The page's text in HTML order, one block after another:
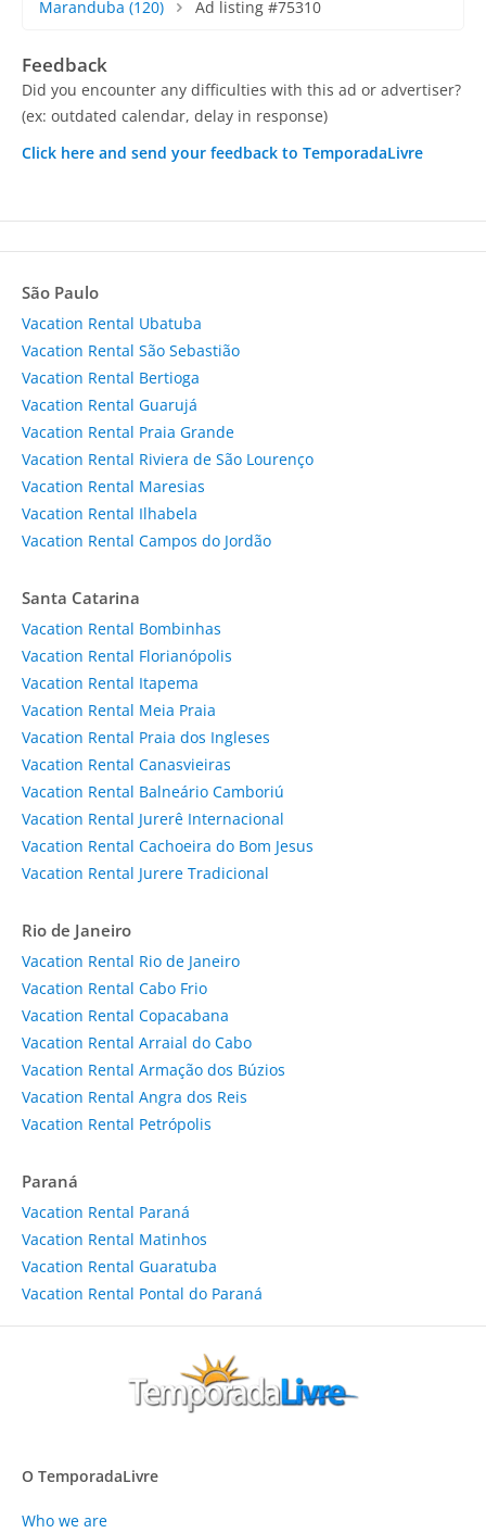
Maranduba (120) Ad listing #75310
Feedback
Did you encounter any difficulties with this ad or advertiser?
(ex: outdated calendar, delay in response)
Click here and send your feedback to TemporadaLivre
São Paulo
Vacation Rental Ubatuba
Vacation Rental São Sebastião
Vacation Rental Bertioga
Vacation Rental Guarujá
Vacation Rental Praia Grande
Vacation Rental Riviera de São Lourenço
Vacation Rental Maresias
Vacation Rental Ilhabela
Vacation Rental Campos do Jordão
Santa Catarina
Vacation Rental Bombinhas
Vacation Rental Florianópolis
Vacation Rental Itapema
Vacation Rental Meia Praia
Vacation Rental Praia dos Ingleses
Vacation Rental Canasvieiras
Vacation Rental Balneário Camboriú
Vacation Rental Jurerê Internacional
Vacation Rental Cachoeira do Bom Jesus
Vacation Rental Jurere Tradicional
Rio de Janeiro
Vacation Rental Rio de Janeiro
Vacation Rental Cabo Frio
Vacation Rental Copacabana
Vacation Rental Arraial do Cabo
Vacation Rental Armação dos Búzios
Vacation Rental Angra dos Reis
Vacation Rental Petrópolis
Paraná
Vacation Rental Paraná
Vacation Rental Matinhos
Vacation Rental Guaratuba
Vacation Rental Pontal do Paraná
O TemporadaLivre
Who we are